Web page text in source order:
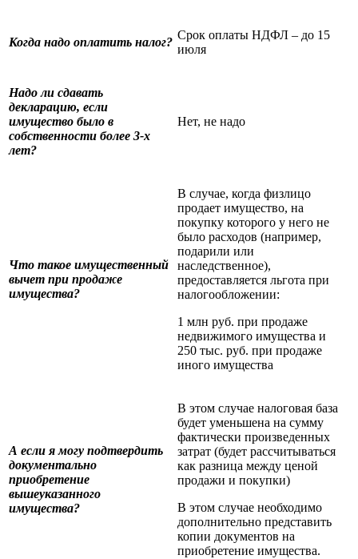
Когда надо оплатить налог?
Срок оплаты НДФЛ – до 15
июля
Надо ли сдавать
декларацию, если
имущество было в
собственности более 3-х
лет?
Нет, не надо
Что такое имущественный
вычет при продаже
имущества?
В случае, когда физлицо
продает имущество, на
покупку которого у него не
было расходов (например,
подарили или
наследственное),
предоставляется льгота при
налогообложении:
1 млн руб. при продаже
недвижимого имущества и
250 тыс. руб. при продаже
иного имущества
А если я могу подтвердить
документально
приобретение
вышеуказанного
имущества?
В этом случае налоговая база
будет уменьшена на сумму
фактически произведенных
затрат (будет рассчитываться
как разница между ценой
продажи и покупки)
В этом случае необходимо
дополнительно представить
копии документов на
приобретение имущества.